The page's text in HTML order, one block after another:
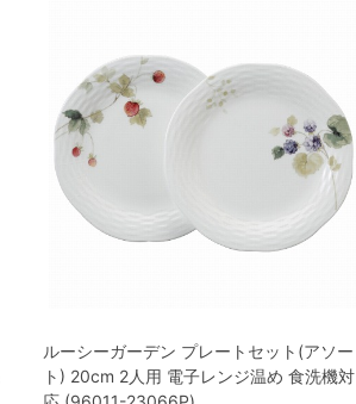
ルーシーガーデン プレートセット(アソー
ト) 20cm 2人用 電子レンジ温め 食洗機対